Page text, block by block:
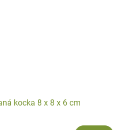
kocka 8 x 8 x 6 cm